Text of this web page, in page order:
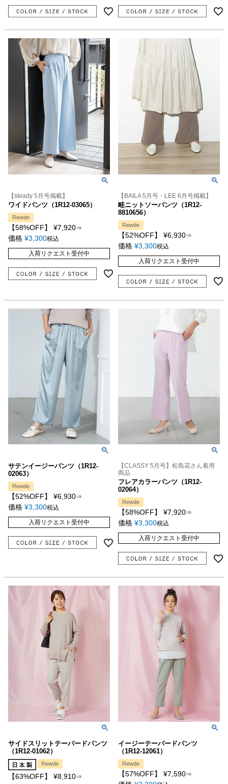
【steady 5月号掲載】
ワイドパンツ（1R12-03065）
Rewde
【58%OFF】 ¥7,920⇒
価格 ¥3,300税込
入荷リクエスト受付中
【BAILA 5月号・LEE 6月号掲載】
畦ニットソーパンツ（1R12-
8810656）
Rewde
【52%OFF】 ¥6,930⇒
価格 ¥3,300税込
入荷リクエスト受付中
サテンイージーパンツ（1R12-
02063）
Rewde
【52%OFF】 ¥6,930⇒
価格 ¥3,300税込
入荷リクエスト受付中
【CLASSY 5月号】松島花さん着用
商品
フレアカラーパンツ（1R12-
02064）
Rewde
【58%OFF】 ¥7,920⇒
価格 ¥3,300税込
入荷リクエスト受付中
サイドスリットテーパードパンツ
（1R12-01062）
Rewde
【63%OFF】 ¥8,910⇒
イージーテーパードパンツ
（1R12-12061）
Rewde
【57%OFF】 ¥7,590⇒